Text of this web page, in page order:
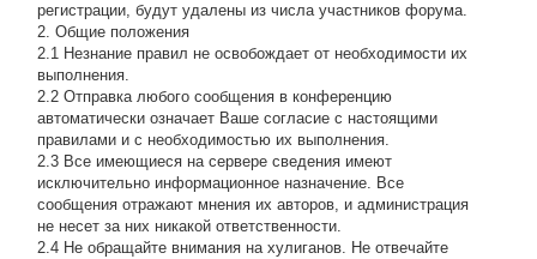
регистрации, будут удалены из числа участников форума.
2. Общие положения
2.1 Hезнание правил не освобождает от необходимости их
выполнения.
2.2 Отправка любого сообщения в конференцию
автоматически означает Ваше согласие с настоящими
правилами и с необходимостью их выполнения.
2.3 Все имеющиеся на сервере сведения имеют
исключительно информационное назначение. Все
сообщения отражают мнения их авторов, и администрация
не несет за них никакой ответственности.
2.4 Не обращайте внимания на хулиганов. Не отвечайте